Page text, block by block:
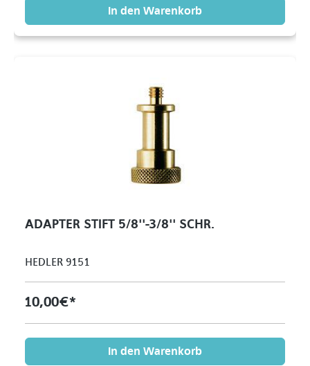
In den Warenkorb
ADAPTER STIFT 5/8''-3/8'' SCHR.
HEDLER 9151
10,00 €*
In den Warenkorb